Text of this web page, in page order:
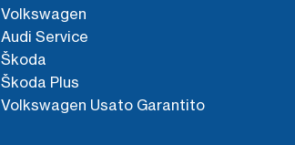
Volkswagen
Audi Service
Škoda
Škoda Plus
Volkswagen Usato Garantito